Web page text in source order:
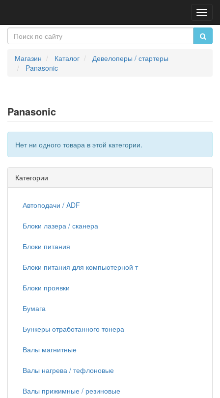
Магазин Каталог
Девелоперы / стартеры
Panasonic
Panasonic
Нет ни одного товара в этой категории.
Категории
Автоподачи / ADF
Блоки лазера / сканера
Блоки питания
Блоки питания для компьютерной т
Блоки проявки
Бумага
Бункеры отработанного тонера
Валы магнитные
Валы нагрева / тефлоновые
Валы прижимные / резиновые